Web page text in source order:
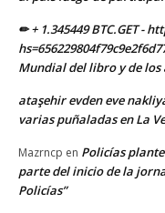
✏ + 1.345449 BTC.GET -
Mundial del libro y de los
ataşehir evden eve
varias puñaladas en La
Mazrncp en Policías
parte del inicio de la
Policías”